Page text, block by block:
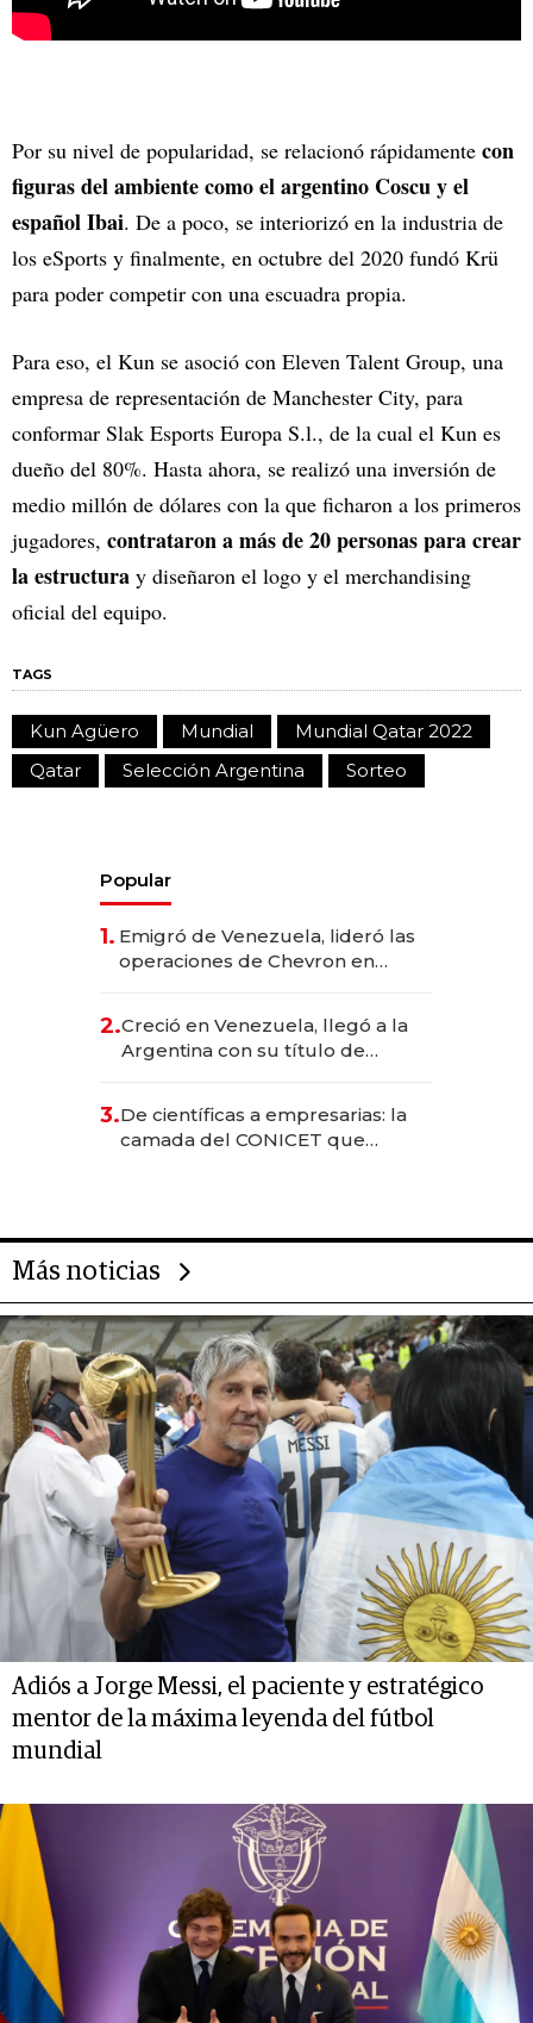
Por su nivel de popularidad, se relacionó rápidamente con
figuras del ambiente como el argentino Coscu y el
español Ibai. De a poco, se interiorizó en la industria de
los eSports y finalmente, en octubre del 2020 fundó Krü
para poder competir con una escuadra propia.
Para eso, el Kun se asoció con Eleven Talent Group, una
empresa de representación de Manchester City, para
conformar Slak Esports Europa S.l., de la cual el Kun es
dueño del 80%. Hasta ahora, se realizó una inversión de
medio millón de dólares con la que ficharon a los primeros
jugadores, contrataron a más de 20 personas para crear
la estructura y diseñaron el logo y el merchandising
oficial del equipo.
TAGS
Kun Agüero Mundial
Mundial Qatar 2022
Qatar
Selección Argentina Sorteo
Popular
1. Emigró de Venezuela, lideró las
operaciones de Chevron en
2.Creció en Venezuela, llegó a la
Argentina con su título de
las marcas "fast premium"
3.De científicas a empresarias: la
camada del CONICET que
Más noticias
Adiós a Jorge Messi, el paciente y estratégico
mentor de la máxima leyenda del fútbol
mundial